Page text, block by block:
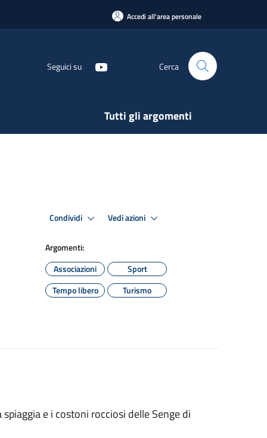
Accedi all'area personale
Seguici su Cerca
Tutti gli argomenti
Condividi Vedi azioni
Argomenti:
Associazioni
Sport
Tempo libero
Turismo
e i costoni rocciosi delle Senge di